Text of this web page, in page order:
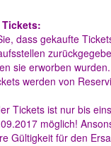
dass gekaufte
sie erworben
werden von
Tickets ist nur bis
möglich!
Gültigkeit für den